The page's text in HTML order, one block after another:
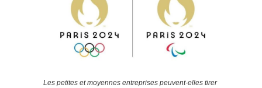
Les petites et moyennes entreprises peuvent-elles tirer